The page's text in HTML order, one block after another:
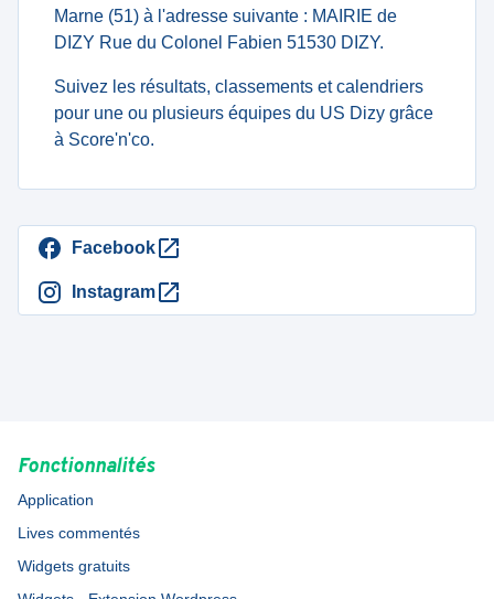
Marne (51) à l'adresse suivante : MAIRIE de
DIZY Rue du Colonel Fabien 51530 DIZY.
Suivez les résultats, classements et calendriers
pour une ou plusieurs équipes du US Dizy grâce
à Score'n'co.
Facebook
Instagram
Fonctionnalités
Application
Lives commentés
Widgets gratuits